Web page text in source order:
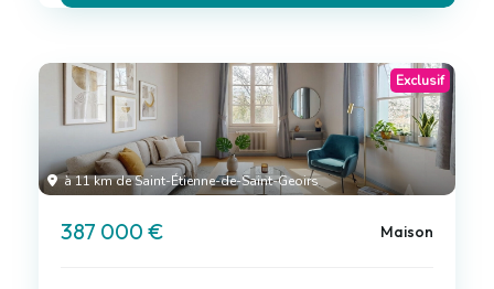
à 11 km de Saint-Étienne-de-Saint-Geoirs
Exclusif
387 000 € Maison